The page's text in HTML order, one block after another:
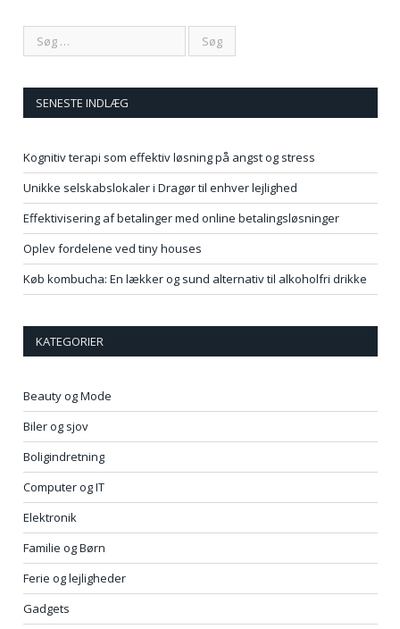
SENESTE INDLÆG
Kognitiv terapi som effektiv løsning på angst og stress
Unikke selskabslokaler i Dragør til enhver lejlighed
Effektivisering af betalinger med online betalingsløsninger
Oplev fordelene ved tiny houses
Køb kombucha: En lækker og sund alternativ til alkoholfri drikke
KATEGORIER
Beauty og Mode
Biler og sjov
Boligindretning
Computer og IT
Elektronik
Familie og Børn
Ferie og lejligheder
Gadgets